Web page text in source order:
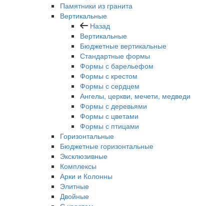
Памятники из гранита
Вертикальные
Назад
Вертикальные
Бюджетные вертикальные
Стандартные формы
Формы с барельефом
Формы с крестом
Формы с сердцем
Ангелы, церкви, мечети, медведи
Формы с деревьями
Формы с цветами
Формы с птицами
Горизонтальные
Бюджетные горизонтальные
Эксклюзивные
Комплексы
Арки и Колонны
Элитные
Двойные